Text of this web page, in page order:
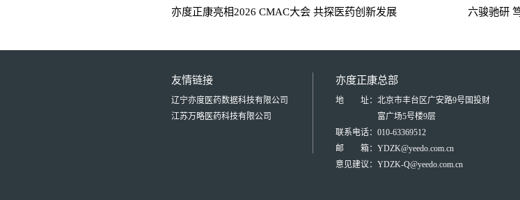
亦度正康亮相2026 CMAC大会 共探医药创新发展 六骏驰研
友情链接
辽宁亦度医药数据科技有限公司
江苏万略医药科技有限公司
亦度正康总部
地 址：北京市丰台区广安路9号国投财
富广场5号楼9层
联系电话：010-63369512
邮 箱：YDZK@yeedo.com.cn
意见建议：YDZK-Q@yeedo.com.cn